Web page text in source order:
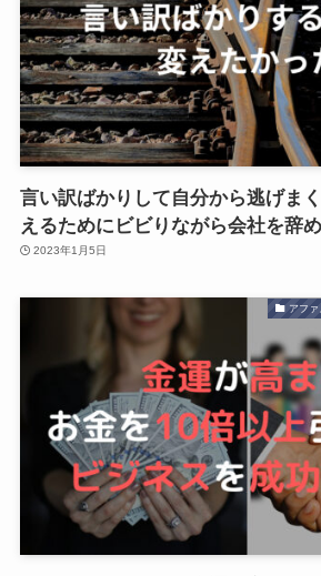
言い訳ばかりして自分から逃げま
えるためにビビりながら会社を辞
2023年1月5日
アファ